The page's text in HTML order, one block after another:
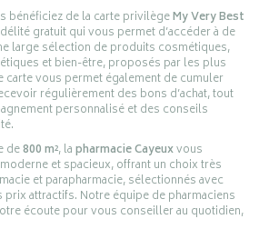
bénéficiez de la carte privilègeMy Very Best
gratuit qui vous permet d’accéder à de
large sélection de produits cosmétiques,
et bien-être, proposés par les plus
carte vous permet également de cumuler
régulièrement des bons d’achat, tout
personnalisé et des conseils
de800 m², lapharmacie Cayeuxvous
et spacieux, offrant un choix très
et parapharmacie, sélectionnés avec
attractifs. Notre équipe de pharmaciens
écoute pour vous conseiller au quotidien,